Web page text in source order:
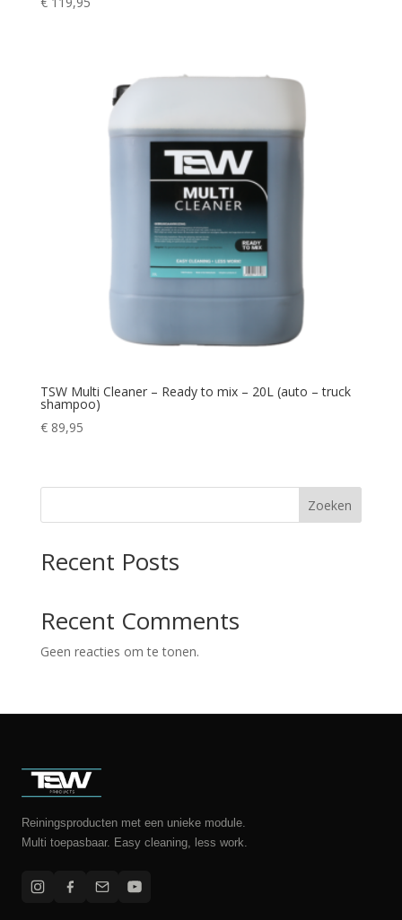
TSW Multi Cleaner – Ready to mix – 20L (auto – truck
shampoo)
€89,95
Zoeken
Recent Posts
Recent Comments
Geen reacties om te tonen.
Reiningsproducten met een unieke module.
Multi toepasbaar. Easy cleaning, less work.